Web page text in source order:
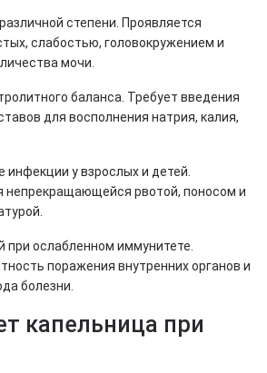
степени. Проявляется
слабостью, головокружением и
мочи.
баланса. Требует введения
для восполнения натрия, калия,
инфекции у взрослых и детей.
непрекращающейся рвотой, поносом и
при ослабленном иммунитете.
поражения внутренних органов и
болезни.
капельница при